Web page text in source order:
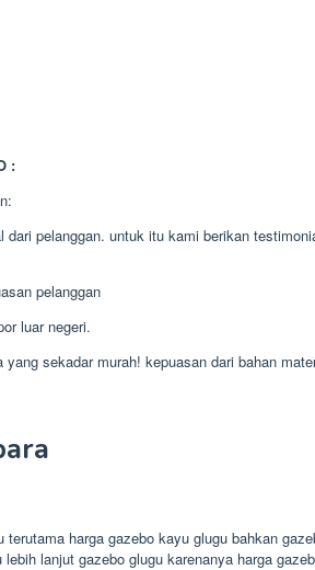
:
pelanggan. untuk itu kami berikan
pelanggan
luar negeri.
sekadar murah! kepuasan dari bahan
harga gazebo kayu glugu bahkan
lanjut gazebo glugu karenanya harga